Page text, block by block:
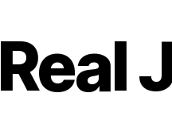
Real